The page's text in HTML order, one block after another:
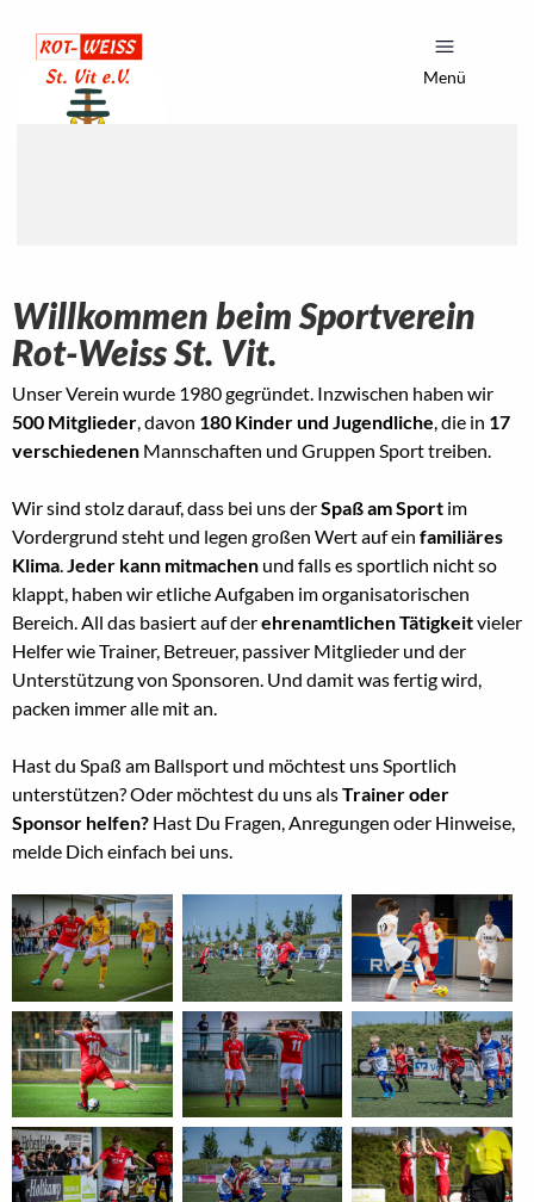
Menü
Willkommen beim Sportverein
Rot-Weiss St. Vit.
Unser Verein wurde 1980 gegründet. Inzwischen haben wir
500 Mitglieder, davon 180 Kinder und Jugendliche, die in 17
verschiedenen Mannschaften und Gruppen Sport treiben.
Wir sind stolz darauf, dass bei uns derSpaß am Sport im
Vordergrund steht und legen großen Wert auf ein familiäres
Klima.Jeder kann mitmachen und falls es sportlich nicht so
klappt, haben wir etliche Aufgaben im organisatorischen
Bereich. All das basiert auf derehrenamtlichen Tätigkeitvieler
Helfer wie Trainer, Betreuer, passiver Mitglieder und der
Unterstützung von Sponsoren. Und damit was fertig wird,
packen immer alle mit an.
Hast du Spaß am Ballsport und möchtest uns Sportlich
unterstützen? Oder möchtest du uns alsTrainer oder
Sponsor helfen? Hast Du Fragen, Anregungen oder Hinweise,
melde Dich einfach bei uns.